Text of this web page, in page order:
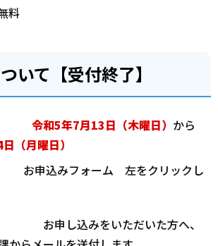
料
いて【受付終了】
令和5年7月13日（木曜日） から
日（月曜日）
込みフォーム 左をクリックし
申し込みをいただいた方へ、